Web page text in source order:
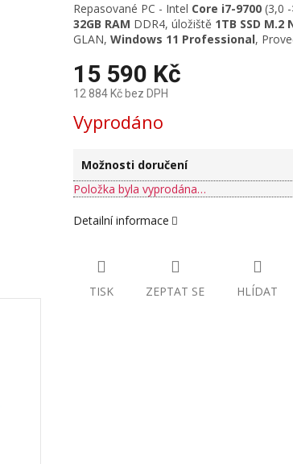
Repasované PC - Intel Core i7-9700 (3,0
32GB RAM DDR4, úložiště 1TB SSD M.2
GLAN, Windows 11 Professional,
15 590 Kč
12 884 Kč bez DPH
Měrná
cena:
Vyprodáno
Možnosti doručení
Položka byla vyprodána…
Detailní informace
TISK ZEPTAT SE HLÍDAT